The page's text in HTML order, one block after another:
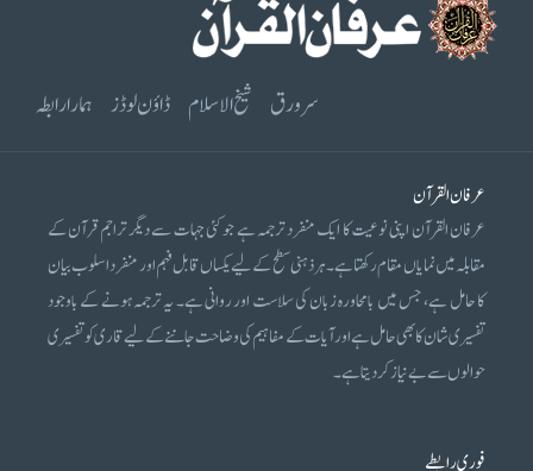
سرورق شیخ الاسلام ڈاؤن لوڈز ہمارا رابطہ
عرفان القرآن
عرفان القرآن اپنی نوعیت کا ایک منفرد ترجمہ ہے جو کئی جہات سے دیگر تراجم قرآن کے
مقابلہ میں نمایاں مقام رکھتا ہے۔ ہر ذہنی سطح کے لیے یکساں قابل فہم اور منفرد اسلوب بیان
کا حامل ہے، جس میں بامحاورہ زبان کی سلاست اور روانی ہے۔ یہ ترجمہ ہونے کے باوجود
تفسیری شان کا بھی حامل ہے اور آیات کے مفاہیم کی وضاحت جاننے کے لیے قاری کو تفسیری
حوالوں سے بے نیاز کر دیتا ہے۔
فوری رابطے